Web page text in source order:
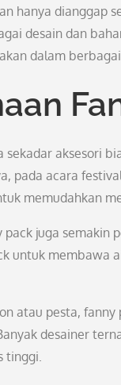
hanya dianggap
desain dan
dalam
sekadar aksesori
pada acara
memudahkan
pack juga semakin
untuk membawa
atau pesta,
desainer
tinggi.